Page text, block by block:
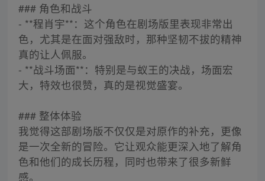
### 角色和战斗
- **程肖宇**：这个角色在剧场版里表现非常出
色，尤其是在面对强敌时，那种坚韧不拔的精神
真的让人佩服。
- **战斗场面**：特别是与蚁王的决战，场面宏
大，特效也很赞，真的是视觉盛宴。
### 整体体验
我觉得这部剧场版不仅仅是对原作的补充，更像
是一次全新的冒险。它让观众能更深入地了解角
色和他们的成长历程，同时也带来了很多新鲜
感。